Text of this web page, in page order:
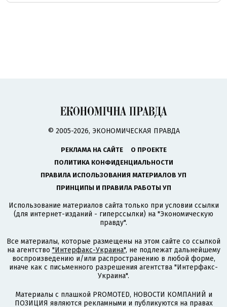
© 2005-2026, ЭКОНОМИЧЕСКАЯ ПРАВДА
РЕКЛАМА НА САЙТЕ
О ПРОЕКТЕ
ПОЛИТИКА КОНФИДЕНЦИАЛЬНОСТИ
ПРАВИЛА ИСПОЛЬЗОВАНИЯ МАТЕРИАЛОВ УП
ПРИНЦИПЫ И ПРАВИЛА РАБОТЫ УП
Использование материалов сайта только при условии ссылки
(для интернет-изданий - гиперссылки) на "Экономическую
правду".
Все материалы, которые размещены на этом сайте со ссылкой
на агентство "Интерфакс-Украина", не подлежат дальнейшему
воспроизведению и/или распространению в любой форме,
иначе как с письменного разрешения агентства "Интерфакс-
Украина".
Материалы с плашкой PROMOTED, НОВОСТИ КОМПАНИЙ и
ПОЗИЦИЯ являются рекламными и публикуются на правах